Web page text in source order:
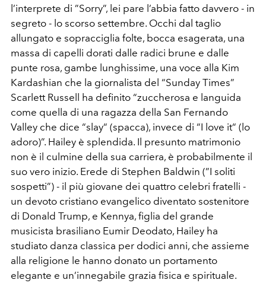
l’interprete di ”Sorry”, lei pare l’abbia fatto davvero - in
segreto - lo scorso settembre. Occhi dal taglio
allungato e sopracciglia folte, bocca esagerata, una
massa di capelli dorati dalle radici brune e dalle
punte rosa, gambe lunghissime, una voce alla Kim
Kardashian che la giornalista del “Sunday Times”
Scarlett Russell ha definito “zuccherosa e languida
come quella di una ragazza della San Fernando
Valley che dice “slay“ (spacca), invece di “I love it“ (lo
adoro)”. Hailey è splendida. Il presunto matrimonio
non è il culmine della sua carriera, è probabilmente il
suo vero inizio. Erede di Stephen Baldwin (”I soliti
sospetti”) - il più giovane dei quattro celebri fratelli -
un devoto cristiano evangelico diventato sostenitore
di Donald Trump, e Kennya, figlia del grande
musicista brasiliano Eumir Deodato, Hailey ha
studiato danza classica per dodici anni, che assieme
alla religione le hanno donato un portamento
elegante e un’innegabile grazia fisica e spirituale.